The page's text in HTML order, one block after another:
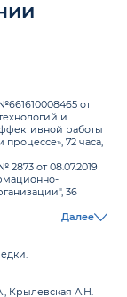
от
и
работы
72 часа,
от 08.07.2019
36
Далее
Крылевская А.Н.